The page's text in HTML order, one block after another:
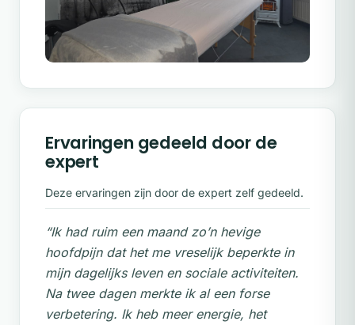
Ervaringen gedeeld door de
expert
Deze ervaringen zijn door de expert zelf gedeeld.
“Ik had ruim een maand zo’n hevige
hoofdpijn dat het me vreselijk beperkte in
mijn dagelijks leven en sociale activiteiten.
Na twee dagen merkte ik al een forse
verbetering. Ik heb meer energie, het